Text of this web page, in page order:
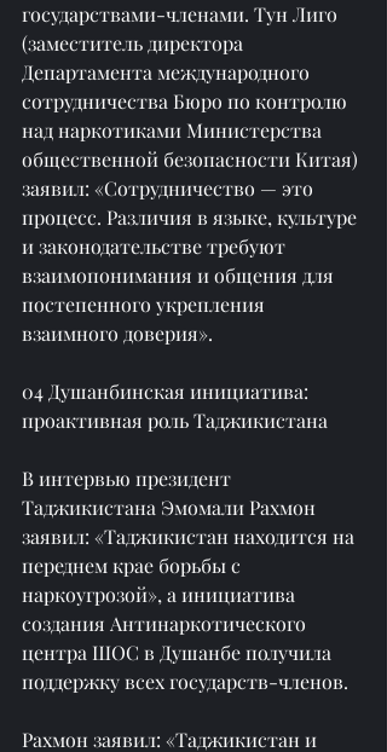
государствами-членами. Тун Лиго
(заместитель директора
Департамента международного
сотрудничества Бюро по контролю
над наркотиками Министерства
общественной безопасности Китая)
заявил: «Сотрудничество — это
процесс. Различия в языке, культуре
и законодательстве требуют
взаимопонимания и общения для
постепенного укрепления
взаимного доверия».
04 Душанбинская инициатива:
проактивная роль Таджикистана
В интервью президент
Таджикистана Эмомали Рахмон
заявил: «Таджикистан находится на
переднем крае борьбы с
наркоугрозой», а инициатива
создания Антинаркотического
центра ШОС в Душанбе получила
поддержку всех государств-членов.
Рахмон заявил: «Таджикистан и